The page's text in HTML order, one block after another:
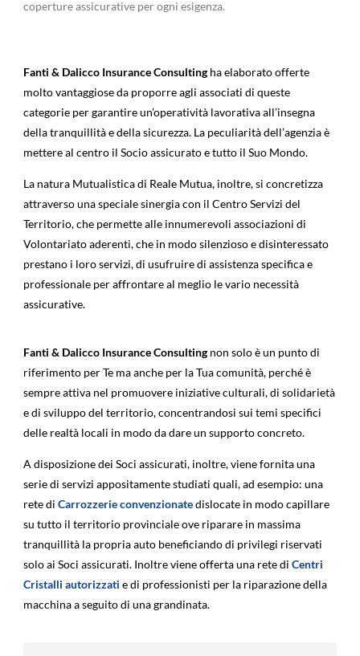
coperture assicurative per ogni esigenza.
Fanti & Dalicco Insurance Consultingha elaborato offerte
molto vantaggiose da proporre agli associati di queste
categorie per garantire un’operatività lavorativa all’insegna
della tranquillità e della sicurezza. La peculiarità dell’agenzia è
mettere al centro il Socio assicurato e tutto il Suo Mondo.
La natura Mutualistica di Reale Mutua, inoltre, si concretizza
attraverso una speciale sinergia con il Centro Servizi del
Territorio, che permette alle innumerevoli associazioni di
Volontariato aderenti, che in modo silenzioso e disinteressato
prestano i loro servizi, di usufruire di assistenza specifica e
professionale per affrontare al meglio le vario necessità
assicurative.
Fanti & Dalicco Insurance Consultingnon solo è un punto di
riferimento per Te ma anche per la Tua comunità, perché è
sempre attiva nel promuovere iniziative culturali, di solidarietà
e di sviluppo del territorio, concentrandosi sui temi specifici
delle realtà locali in modo da dare un supporto concreto.
A disposizione dei Soci assicurati, inoltre, viene fornita una
serie di servizi appositamente studiati quali, ad esempio: una
rete di Carrozzerie convenzionatedislocate in modo capillare
su tutto il territorio provinciale ove riparare in massima
tranquillità la propria auto beneficiando di privilegi riservati
solo ai Soci assicurati. Inoltre viene offerta una rete di Centri
Cristalli autorizzati e di professionisti per la riparazione della
macchina a seguito di una grandinata.